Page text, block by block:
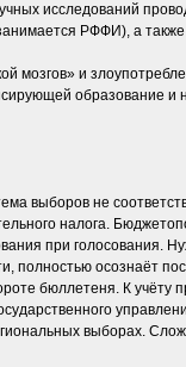
исследований
РФФИ), а
мозгов» и
образование и
выборов не
налога.
при голосования.
полностью осознаёт
бюллетеня. К учёту
выборах.